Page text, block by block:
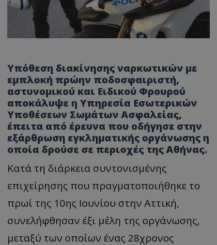
Υπόθεση διακίνησης ναρκωτικών με
εμπλοκή πρώην ποδοσφαιριστή,
αστυνομικού και Ειδικού Φρουρού
αποκάλυψε η Υπηρεσία Εσωτερικών
Υποθέσεων Σωμάτων Ασφαλείας,
έπειτα από έρευνα που οδήγησε στην
εξάρθρωση εγκληματικής οργάνωσης η
οποία δρούσε σε περιοχές της Αθήνας.
Κατά τη διάρκεια συντονισμένης
επιχείρησης που πραγματοποιήθηκε το
πρωί της 10ης Ιουνίου στην Αττική,
συνελήφθησαν έξι μέλη της οργάνωσης,
μεταξύ των οποίων ένας 28χρονος